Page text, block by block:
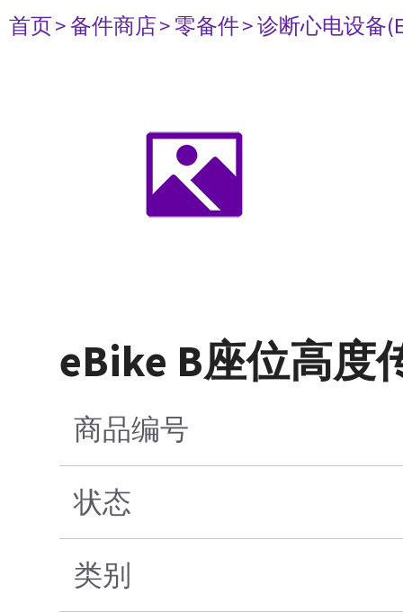
首页> 备件商店> 零备件> 诊断心电设备
eBike B座位高度
商品编号
状态
类别